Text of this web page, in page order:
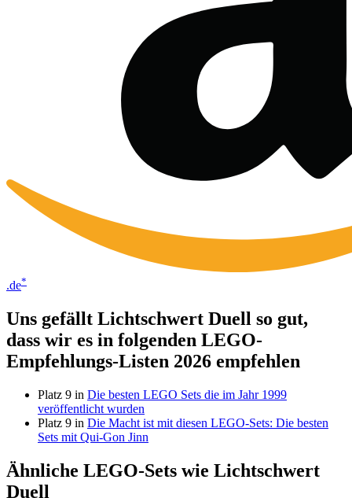
.de*
Uns gefällt Lichtschwert Duell so gut,
dass wir es in folgenden LEGO-
Empfehlungs-Listen 2026 empfehlen
Platz 9 in Die besten LEGO Sets die im Jahr 1999
veröffentlicht wurden
Platz 9 in Die Macht ist mit diesen LEGO-Sets: Die besten
Sets mit Qui-Gon Jinn
Ähnliche LEGO-Sets wie Lichtschwert
Duell